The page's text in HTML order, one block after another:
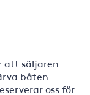
att säljaren
båten
oss för